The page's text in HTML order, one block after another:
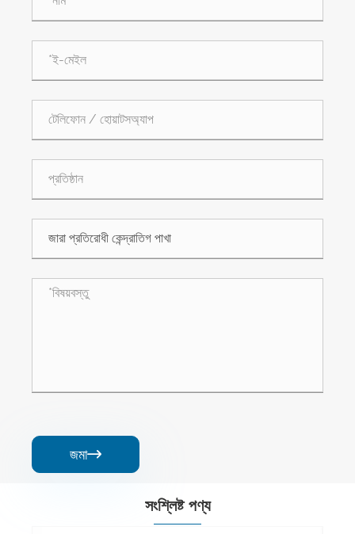
জমা
সংশ্লিষ্ট পণ্য